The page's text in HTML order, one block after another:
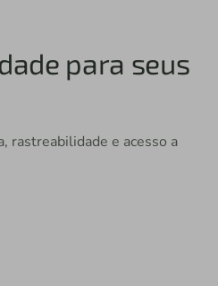
para seus
rastreabilidade e acesso a